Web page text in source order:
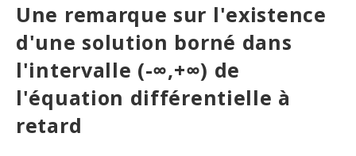
Une remarque sur l'existence
d'une solution borné dans
l'intervalle (-∞,+∞) de
l'équation différentielle à
retard